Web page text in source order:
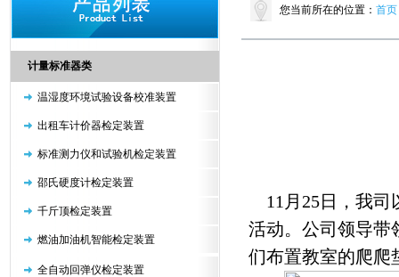
计量标准器类
温湿度环境试验设备校准装置
出租车计价器检定装置
标准测力仪和试验机检定装置
邵氏硬度计检定装置
千斤顶检定装置
燃油加油机智能检定装置
全自动回弹仪检定装置
您当前所在的位置： 首页
11月25日，我司
活动。公司领导带
们布置教室的爬爬